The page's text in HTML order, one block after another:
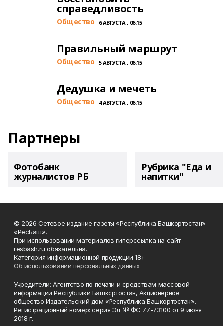
справедливость
Общество 6 АВГУСТА , 06:15
Правильный маршрут
Общество 5 АВГУСТА , 06:15
Дедушка и мечеть
Общество 4 АВГУСТА , 06:15
Партнеры
Фотобанк
журналистов РБ
Рубрика "Еда и
напитки"
© 2026 Сетевое издание газеты «Республика Башкортостан»
«РесБаш».
При использовании материалов гиперссылка на сайт
resbash.ru обязательна.
Категория информационной продукции 18+
Об использовании персональных данных
Учредители: Агентство по печати и средствам массовой
информации Республики Башкортостан, Акционерное
общество Издательский дом «Республика Башкортостан».
Регистрационный номер: серия Эл № ФС 77-73100 от 9 июня
2018 г.